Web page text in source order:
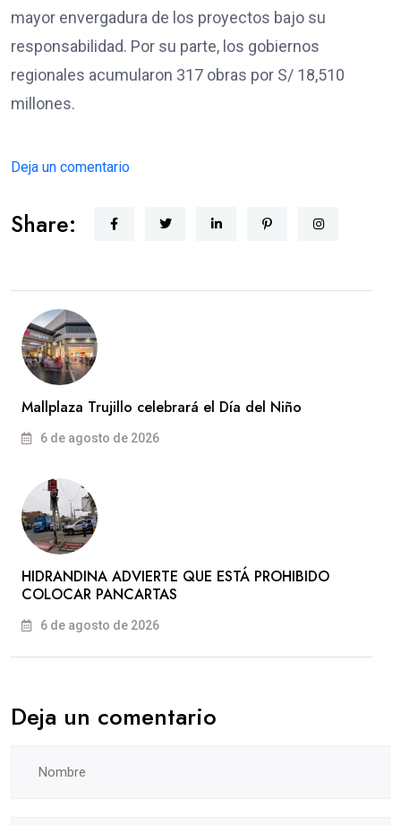
mayor envergadura de los proyectos bajo su
responsabilidad. Por su parte, los gobiernos
regionales acumularon 317 obras por S/ 18,510
millones.
Deja un comentario
Share:
Mallplaza Trujillo celebrará el Día del Niño
6 de agosto de 2026
HIDRANDINA ADVIERTE QUE ESTÁ PROHIBIDO
COLOCAR PANCARTAS
6 de agosto de 2026
Deja un comentario